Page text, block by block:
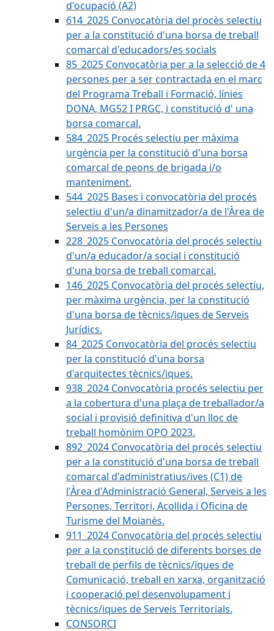
d'ocupació (A2)
614_2025 Convocatòria del procès selectiu
per a la constitució d'una borsa de treball
comarcal d'educadors/es socials
85_2025 Convocatòria per a la selecció de 4
persones per a ser contractada en el marc
del Programa Treball i Formació, línies
DONA, MG52 I PRGC, i constitució d' una
borsa comarcal.
584_2025 Procés selectiu per màxima
urgència per la constitució d'una borsa
comarcal de peons de brigada i/o
manteniment.
544_2025 Bases i convocatòria del procés
selectiu d'un/a dinamitzador/a de l'Àrea de
Serveis a les Persones
228_2025 Convocatòria del procés selectiu
d'un/a educador/a social i constitució
d'una borsa de treball comarcal.
146_2025 Convocatòria del procés selectiu,
per màxima urgència, per la constitució
d'una borsa de tècnics/iques de Serveis
Jurídics.
84_2025 Convocatòria del procés selectiu
per la constitució d'una borsa
d'arquitectes tècnics/iques.
938_2024 Convocatòria procés selectiu per
a la cobertura d'una plaça de treballador/a
social i provisió definitiva d'un lloc de
treball homònim OPO 2023.
892_2024 Convocatòria del procés selectiu
per a la constitució d'una borsa de treball
comarcal d'administratius/ives (C1) de
l'Àrea d'Administració General, Serveis a les
Persones, Territori, Acollida i Oficina de
Turisme del Moianès.
911_2024 Convocatòria del procés selectiu
per a la constitució de diferents borses de
treball de perfils de tècnics/iques de
Comunicació, treball en xarxa, organització
i cooperació pel desenvolupament i
tècnics/iques de Serveis Territorials.
CONSORCI